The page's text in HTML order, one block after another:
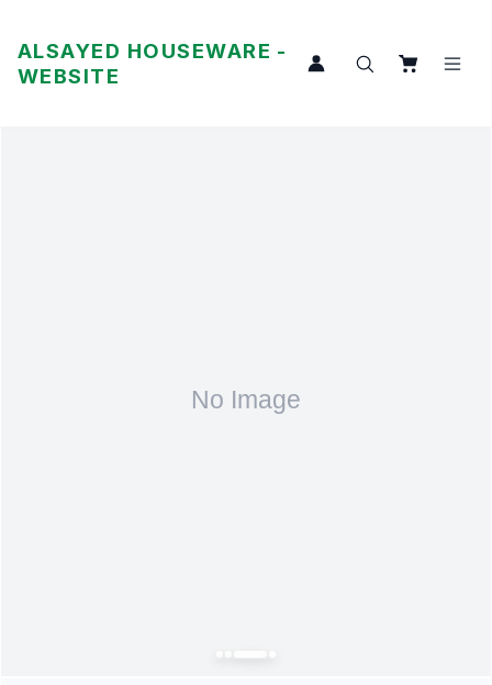
ALSAYED HOUSEWARE -
WEBSITE